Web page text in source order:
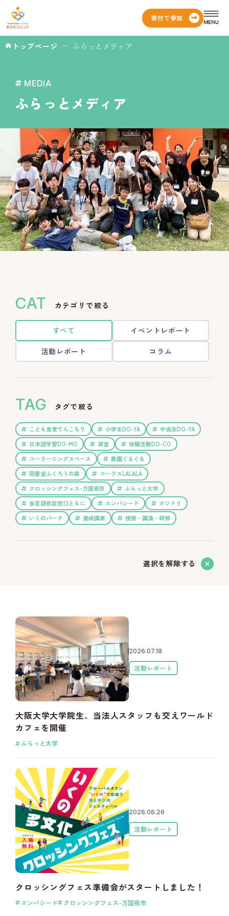
寄付で参加
トップページ ふらっとメディア
MEDIA
ふらっとメディア
CAT カテゴリで絞る
すべて イベントレポート
活動レポート コラム
TAG タグで絞る
こども食堂てんこもり 小学生DO-YA
中高生DO-YA
日本語学習DO-MO
貸室
体験活動DO-CO
コーラーニングスペース
農園ぐるぐる
図書室ふくろうの森
コーラスLALALA
クロッシングフェス-万国夜市
ふらっと大学
多言語相談窓口ともに
エンパシード
ポジドリ
いくのパーク
養成講座 視察・講演・研修
選択を解除する
2026.07.18
活動レポート
大阪大学大学院生、当法人スタッフも交えワールド
カフェを開催
ふらっと大学
2026.06.26
活動レポート
クロッシングフェス準備会がスタートしました！
エンパシード クロッシングフェス-万国夜市